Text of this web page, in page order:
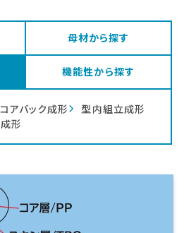
母材から探す
機能性から探す
コアバック成形
型内組立成形
形